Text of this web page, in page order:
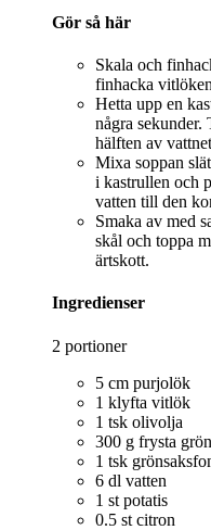
Gör så här
Skala och
finhacka
Hetta upp en
några sekunder.
hälften av
Mixa soppan
i kastrullen och
vatten till den
Smaka av med
skål och toppa
ärtskott.
Ingredienser
2 portioner
5 cm purjolök
1 klyfta vitlök
1 tsk olivolja
300 g frysta
1 tsk
6 dl vatten
1 st potatis
0.5 st citron